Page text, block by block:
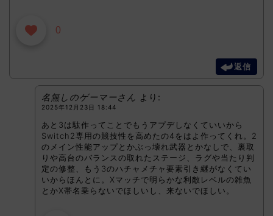
0
返信
名無しのゲーマーさん より:
2025年12月23日 18:44
あと3は駄作ってことでもうアプデしなくていいから
Switch2専用の競技性を高めたの4をはよ作ってくれ。2
のメイン性能アップとかぶっ壊れ武器とかなしで、裏取
りや高台のバランスの取れたステージ、ラグや当たり判
定の修整、もう3のハチャメチャ要素引き継がなくてい
いからほんとに。Xマッチで明らかな利敵レベルの雑魚
とかX帯名乗らないでほしいし、来ないでほしい。